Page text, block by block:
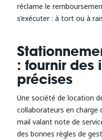
réclame le
s’exécuter : à tort ou à
: fournir des
précises
Une société de location
collaborateurs en charge
mail valant note de
des bonnes règles de